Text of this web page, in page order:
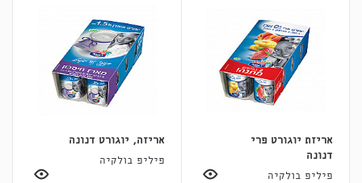
אריזת יוגורט פרי
דנונה
פיליפ בולקיה
אריזה, יוגורט דנונה
פיליפ בולקיה